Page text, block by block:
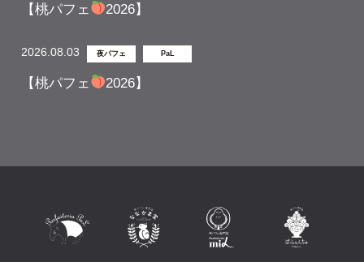
【桃パフェ 2026】
2026.08.03 夜パフェ PaL
【桃パフェ 2026】